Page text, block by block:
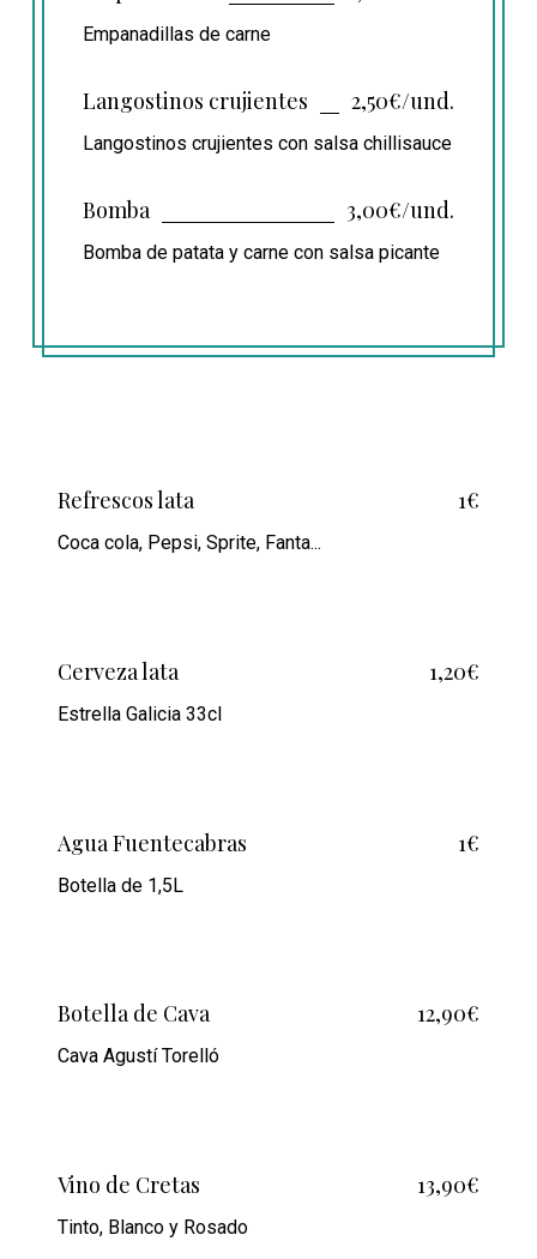
Empanadillas de carne
Langostinos crujientes 2,50€/und.
Langostinos crujientes con salsa chillisauce
Bomba 3,00€/und.
Bomba de patata y carne con salsa picante
Refrescos lata 1€
Coca cola, Pepsi, Sprite, Fanta...
Cerveza lata 1,20€
Estrella Galicia 33cl
Agua Fuentecabras 1€
Botella de 1,5L
Botella de Cava 12,90€
Cava Agustí Torelló
Vino de Cretas 13,90€
Tinto, Blanco y Rosado